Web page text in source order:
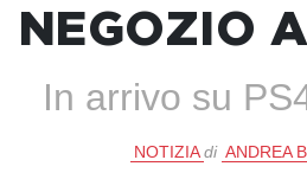
NEGOZIO
In arrivo su
NOTIZIA di ANDREA